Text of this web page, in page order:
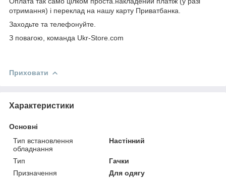
отримання) і переклад на нашу карту Приватбанка.
Заходьте та телефонуйте.
З повагою, команда Ukr-Store.com
Приховати
Характеристики
Основні
Тип встановлення
обладнання
Настінний
Тип
Гачки
Призначення
Для одягу